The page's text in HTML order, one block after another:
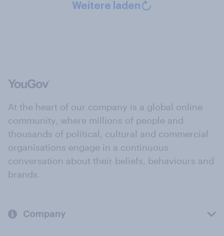
Weitere laden
At the heart of our company is a global online
community, where millions of people and
thousands of political, cultural and commercial
organisations engage in a continuous
conversation about their beliefs, behaviours and
brands.
Company